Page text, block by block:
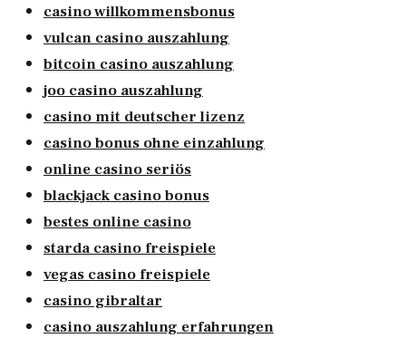
casino willkommensbonus
vulcan casino auszahlung
bitcoin casino auszahlung
joo casino auszahlung
casino mit deutscher lizenz
casino bonus ohne einzahlung
online casino seriös
blackjack casino bonus
bestes online casino
starda casino freispiele
vegas casino freispiele
casino gibraltar
casino auszahlung erfahrungen